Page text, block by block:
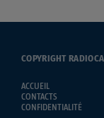
COPYRIGHT
ACCUEIL
CONTACTS
CONFIDENTIALITÉ